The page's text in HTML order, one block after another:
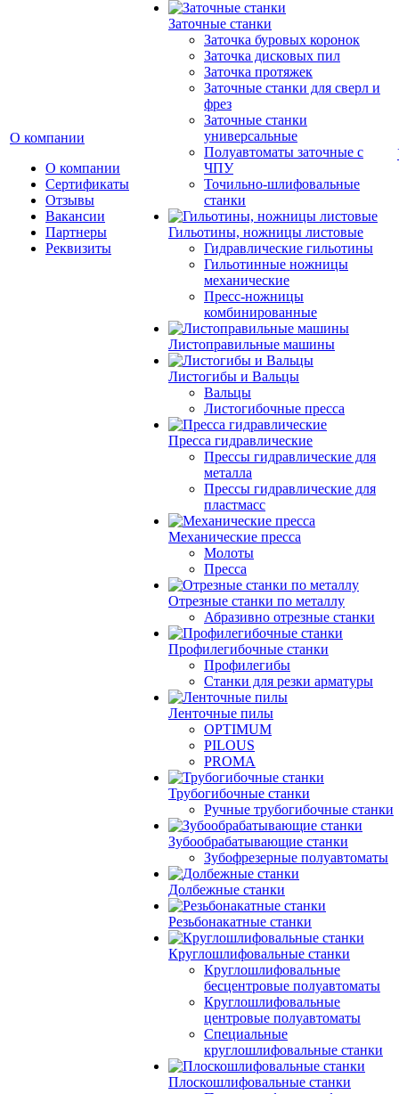
О компании
О компании
Сертификаты
Отзывы
Вакансии
Партнеры
Реквизиты
Заточные станки
Заточка буровых коронок
Заточка дисковых пил
Заточка протяжек
Заточные станки для сверл и
фрез
Заточные станки
универсальные
Полуавтоматы заточные с
ЧПУ
Точильно-шлифовальные
станки
Гильотины, ножницы листовые
Гидравлические гильотины
Гильотинные ножницы
механические
Пресс-ножницы
комбинированные
Листоправильные машины
Листогибы и Вальцы
Вальцы
Листогибочные пресса
Пресса гидравлические
Прессы гидравлические для
металла
Прессы гидравлические для
пластмасс
Механические пресса
Молоты
Пресса
Отрезные станки по металлу
Абразивно отрезные станки
Профилегибочные станки
Профилегибы
Станки для резки арматуры
Ленточные пилы
OPTIMUM
PILOUS
PROMA
Трубогибочные станки
Ручные трубогибочные станки
Зубообрабатывающие станки
Зубофрезерные полуавтоматы
Долбежные станки
Резьбонакатные станки
Круглошлифовальные станки
Круглошлифовальные
бесцентровые полуавтоматы
Круглошлифовальные
центровые полуавтоматы
Специальные
круглошлифовальные станки
Плоскошлифовальные станки